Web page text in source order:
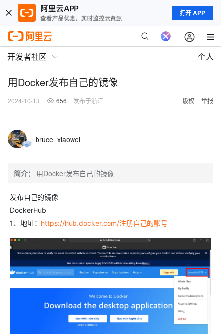
打开 APP
开发者社区 个人
用Docker发布自己的镜像
2024-10-13 656 发布于浙江 版权 举报
bruce_xiaowei
简介： 用Docker发布自己的镜像
发布自己的镜像
DockerHub
1、地址： https://hub.docker.com/注册自己的账号